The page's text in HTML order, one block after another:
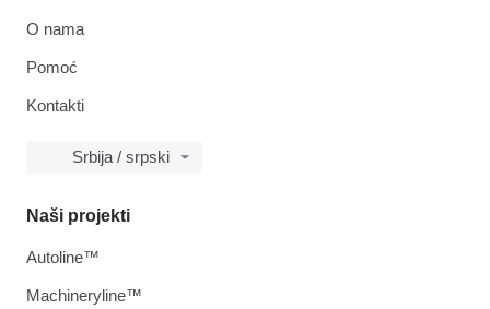
O nama
Pomoć
Kontakti
Srbija / srpski
Naši projekti
Autoline™
Machineryline™